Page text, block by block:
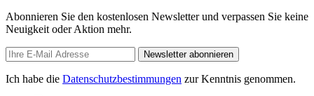
Abonnieren Sie den kostenlosen Newsletter und verpassen Sie keine
Neuigkeit oder Aktion mehr.
Newsletter abonnieren
Ich habe die Datenschutzbestimmungen zur Kenntnis genommen.